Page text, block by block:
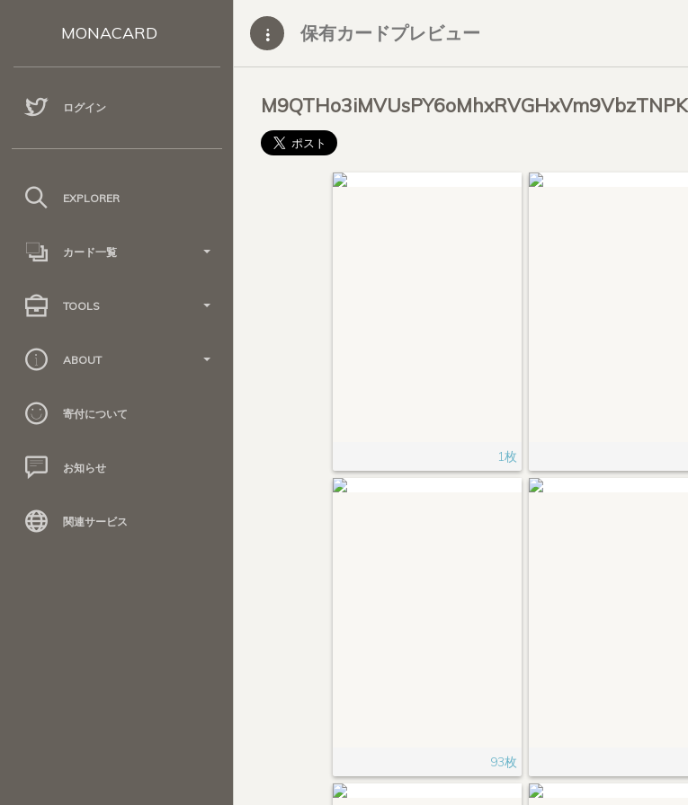
MONACARD
ログイン
EXPLORER
カード一覧
TOOLS
ABOUT
寄付について
お知らせ
関連サービス
保有カードプレビュー
M9QTHo3iMVUsPY6oMhxRVGHxVm9VbzTNPK
1枚
93枚